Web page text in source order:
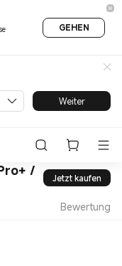
GEHEN
Weiter
/
Jetzt kaufen
Bewertung